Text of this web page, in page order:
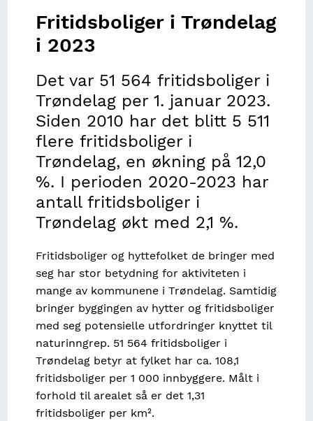
Restråstoffkartlegging
Registrert avgang av hjortevilt utenom ordinær
Fiske i trønderske farvann
Fangst i turistfiske
Restråstoffkartlegging
Tap og svinn i akvakultur
DistriktForsk
Tildelinger fra Norges Forskningsråd
Tilsagn fra Innovasjon Norge
Skattefunn
Horisont 2020
Byggekostnadsindeks for veianlegg
Kostnadsindeks for vare- og lastebiltransport
Utvikling i helserelatert atferd HUNT1-4
HUNT4 Samfunnsdeltagelse
HUNT4 Nærmiljø
HUNT4 Sosiale relasjoner
HUNT4 Psykisk helse
HUNT4 Overvekt og fedme
HUNT4 Egenrapportert bruk av helsetjenester og
medisiner
sykdommer
Utvikling i helsetilstand HUNT1-4
Ungdata-trening og fysisk aktivitet
Ungdata-lokalmiljøet
Ungdata-livskvalitet
Ungdata-framtid
Ungdata-skole
Ungdata-foreldre
Ungdata-helse
Ungdata-stress og press
Kommunestruktur i Trøndelag
tilknyttet bemanning hele døgnet
Fritidsboliger i Trøndelag
i 2023
Det var 51 564 fritidsboliger i
Trøndelag per 1. januar 2023.
Siden 2010 har det blitt 5 511
flere fritidsboliger i
Trøndelag, en økning på 12,0
%. I perioden 2020-2023 har
antall fritidsboliger i
Trøndelag økt med 2,1 %.
Fritidsboliger og hyttefolket de bringer med
seg har stor betydning for aktiviteten i
mange av kommunene i Trøndelag. Samtidig
bringer byggingen av hytter og fritidsboliger
med seg potensielle utfordringer knyttet til
naturinngrep. 51 564 fritidsboliger i
Trøndelag betyr at fylket har ca. 108,1
fritidsboliger per 1 000 innbyggere. Målt i
forhold til arealet så er det 1,31
fritidsboliger per km².